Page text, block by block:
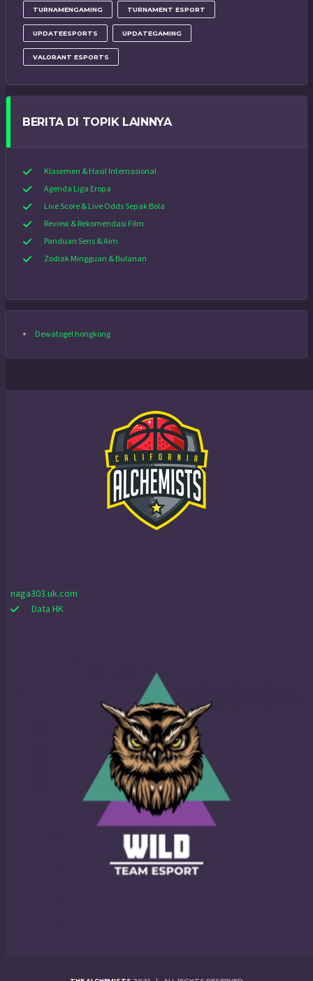
TURNAMENGAMING TURNAMENT ESPORT
UPDATEESPORTS UPDATEGAMING
VALORANT ESPORTS
BERITA DI TOPIK LAINNYA
Klasemen & Hasil Internasional
Agenda Liga Eropa
Live Score & Live Odds Sepak Bola
Review & Rekomendasi Film
Panduan Sens & Aim
Zodiak Mingguan & Bulanan
Dewatogel hongkong
naga303.uk.com
Data HK